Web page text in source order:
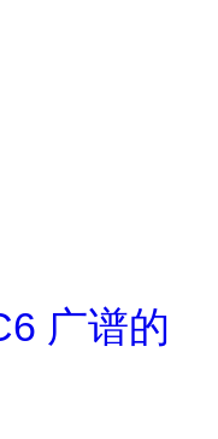
广谱的